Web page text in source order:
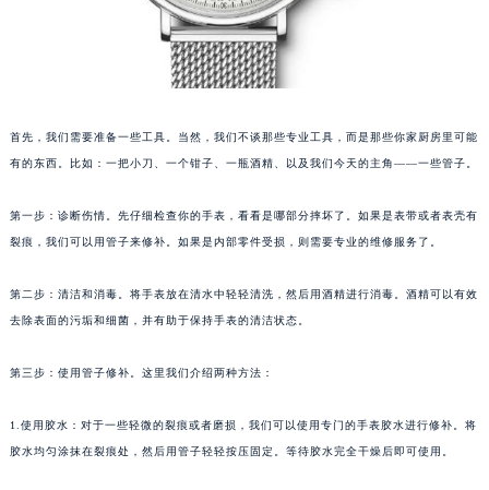
首先，我们需要准备一些工具。当然，我们不谈那些专业工具，而是那些你家厨房里可能
有的东西。比如：一把小刀、一个钳子、一瓶酒精、以及我们今天的主角——一些管子。
第一步：诊断伤情。先仔细检查你的手表，看看是哪部分摔坏了。如果是表带或者表壳有
裂痕，我们可以用管子来修补。如果是内部零件受损，则需要专业的维修服务了。
第二步：清洁和消毒。将手表放在清水中轻轻清洗，然后用酒精进行消毒。酒精可以有效
去除表面的污垢和细菌，并有助于保持手表的清洁状态。
第三步：使用管子修补。这里我们介绍两种方法：
1.使用胶水：对于一些轻微的裂痕或者磨损，我们可以使用专门的手表胶水进行修补。将
胶水均匀涂抹在裂痕处，然后用管子轻轻按压固定。等待胶水完全干燥后即可使用。